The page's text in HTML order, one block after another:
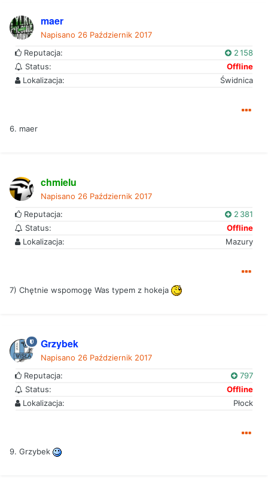
maer
Napisano 26 Październik 2017
Reputacja:
2 158
Status:
Offline
Lokalizacja:
Świdnica
6. maer
chmielu
Napisano 26 Październik 2017
Reputacja:
2 381
Status:
Offline
Lokalizacja:
Mazury
7) Chętnie wspomogę Was typem z hokeja
Grzybek
Napisano 26 Październik 2017
Reputacja:
797
Status:
Offline
Lokalizacja:
Płock
9. Grzybek